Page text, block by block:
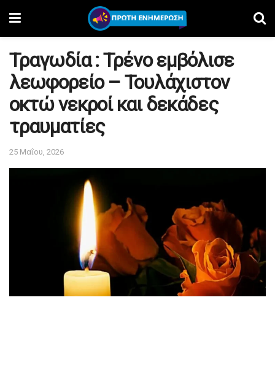
Τραγωδία : Τρένο εμβόλισε
λεωφορείο – Τουλάχιστον
οκτώ νεκροί και δεκάδες
τραυματίες
25 Μαΐου, 2026